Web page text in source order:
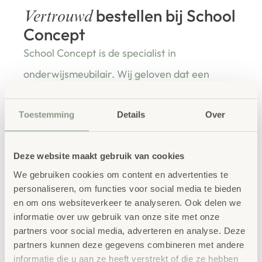
Toestemming Details Over
Deze website maakt gebruik van cookies
We gebruiken cookies om content en advertenties te
personaliseren, om functies voor social media te bieden
en om ons websiteverkeer te analyseren. Ook delen we
informatie over uw gebruik van onze site met onze
partners voor social media, adverteren en analyse. Deze
partners kunnen deze gegevens combineren met andere
informatie die u aan ze heeft verstrekt of die ze hebben
Vertrouwdbestellen bij School
Concept
School Concept is de specialist in
onderwijsmeubilair. Wij geloven dat een
leeromgeving inspireert wanneer deze
aansluit bij de behoeften van kinderen én
Waarom School Concept?
Maatwerk: ieder project start vanuit uw idee
en onze ervaring
Kwaliteit: al ons school- en